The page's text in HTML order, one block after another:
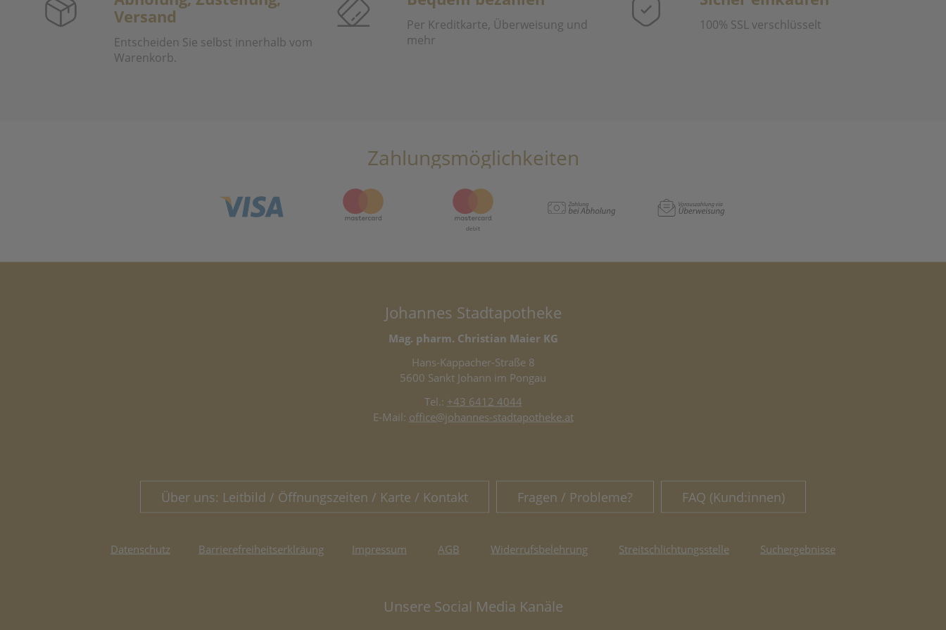
Versand
Entscheiden Sie selbst innerhalb vom
Warenkorb.
Per Kreditkarte, Überweisung und
mehr
100% SSL verschlüsselt
Zahlungsmöglichkeiten
Johannes Stadtapotheke
Mag. pharm. Christian Maier KG
Hans-Kappacher-Straße 8
5600 Sankt Johann im Pongau
Tel.: +43 6412 4044
E-Mail: office@johannes-stadtapotheke.at
Über uns: Leitbild / Öffnungszeiten / Karte / Kontakt Fragen / Probleme? FAQ (Kund:innen)
Datenschutz Barrierefreiheitserklräung Impressum AGB Widerrufsbelehrung Streitschlichtungsstelle Suchergebnisse
Unsere Social Media Kanäle